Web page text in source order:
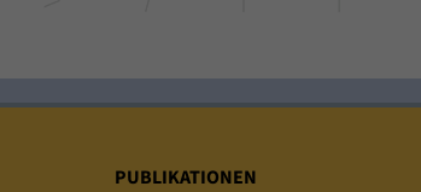
PUBLIKATIONEN